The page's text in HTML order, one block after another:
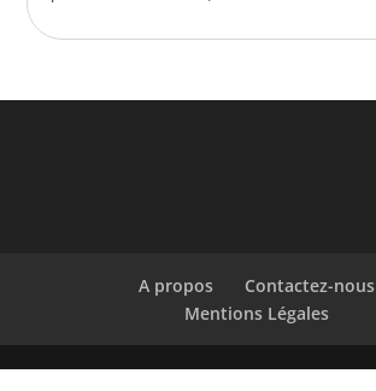
A propos
Contactez-nous
Mentions Légales